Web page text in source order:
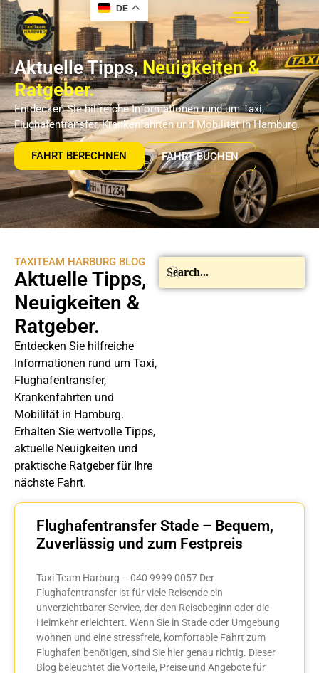
DE
Aktuelle Tipps,Neuigkeiten &
Ratgeber.
Entdecken Sie hilfreiche Informationen rund um Taxi,
Flughafentransfer, Krankenfahrten und Mobilität in Hamburg.
FAHRT BERECHNEN FAHRT BUCHEN
TAXITEAM HARBURG BLOG
Aktuelle Tipps,
Neuigkeiten &
Ratgeber.
Entdecken Sie hilfreiche
Informationen rund um Taxi,
Flughafentransfer,
Krankenfahrten und
Mobilität in Hamburg.
Erhalten Sie wertvolle Tipps,
aktuelle Neuigkeiten und
praktische Ratgeber für Ihre
nächste Fahrt.
Flughafentransfer Stade – Bequem,
Zuverlässig und zum Festpreis
Taxi Team Harburg – 040 9999 0057 Der
Flughafentransfer ist für viele Reisende ein
unverzichtbarer Service, der den Reisebeginn oder die
Heimkehr erleichtert. Wenn Sie in Stade oder Umgebung
wohnen und eine stressfreie, komfortable Fahrt zum
Flughafen benötigen, sind Sie hier genau richtig. Dieser
Blog beleuchtet die Vorteile, Preise und Angebote für